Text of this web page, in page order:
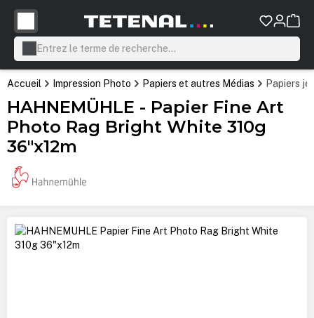
principal
Accueil Impression Photo Papiers et autres Médias Papiers
HAHNEMÜHLE - Papier Fine Art
Photo Rag Bright White 310g
36"x12m
Ignorer la galerie d'images